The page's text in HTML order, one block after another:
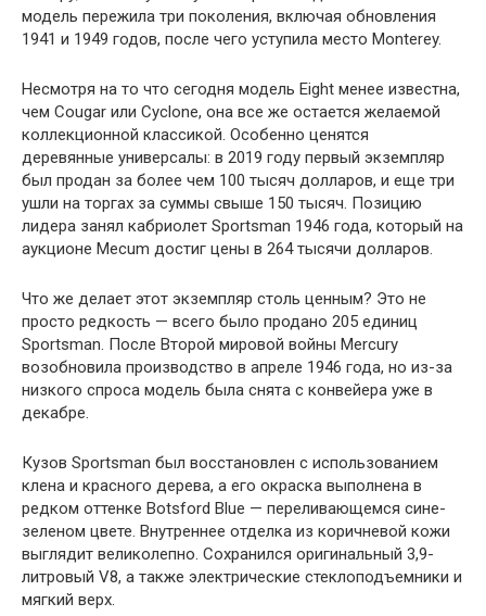
модель пережила три поколения, включая обновления
1941 и 1949 годов, после чего уступила место Monterey.
Несмотря на то что сегодня модель Eight менее известна,
чем Cougar или Cyclone, она все же остается желаемой
коллекционной классикой. Особенно ценятся
деревянные универсалы: в 2019 году первый экземпляр
был продан за более чем 100 тысяч долларов, и еще три
ушли на торгах за суммы свыше 150 тысяч. Позицию
лидера занял кабриолет Sportsman 1946 года, который на
аукционе Mecum достиг цены в 264 тысячи долларов.
Что же делает этот экземпляр столь ценным? Это не
просто редкость — всего было продано 205 единиц
Sportsman. После Второй мировой войны Mercury
возобновила производство в апреле 1946 года, но из-за
низкого спроса модель была снята с конвейера уже в
декабре.
Кузов Sportsman был восстановлен с использованием
клена и красного дерева, а его окраска выполнена в
редком оттенке Botsford Blue — переливающемся сине-
зеленом цвете. Внутреннее отделка из коричневой кожи
выглядит великолепно. Сохранился оригинальный 3,9-
литровый V8, а также электрические стеклоподъемники и
мягкий верх.